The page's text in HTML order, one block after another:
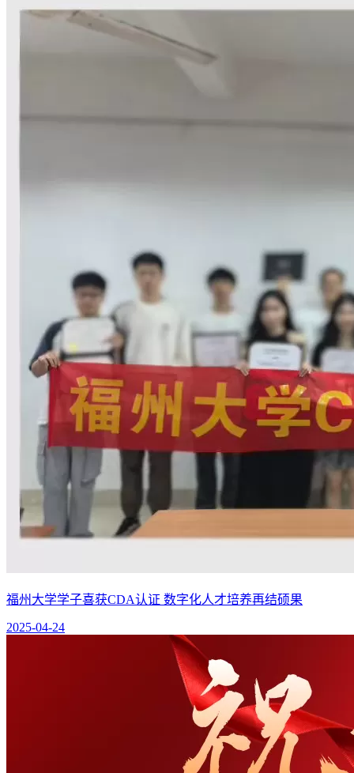
福州大学学子喜获CDA认证 数字化人才培养再结硕果
2025-04-24